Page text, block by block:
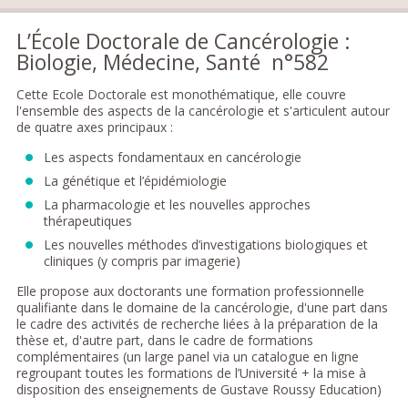
L’École Doctorale de Cancérologie :
Biologie, Médecine, Santé n°582
Cette Ecole Doctorale est monothématique, elle couvre
l'ensemble des aspects de la cancérologie et s'articulent autour
de quatre axes principaux :
Les aspects fondamentaux en cancérologie
La génétique et l’épidémiologie
La pharmacologie et les nouvelles approches
thérapeutiques
Les nouvelles méthodes d’investigations biologiques et
cliniques (y compris par imagerie)
Elle propose aux doctorants une formation professionnelle
qualifiante dans le domaine de la cancérologie, d'une part dans
le cadre des activités de recherche liées à la préparation de la
thèse et, d'autre part, dans le cadre de formations
complémentaires (un large panel via un catalogue en ligne
regroupant toutes les formations de l’Université + la mise à
disposition des enseignements de Gustave Roussy Education)